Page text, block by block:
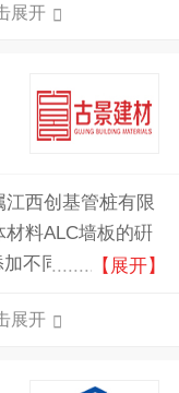
墙体材料供应
展开
西创基管桩有限
料ALC墙板的硏
不同数量经防腐
【展开】
展开